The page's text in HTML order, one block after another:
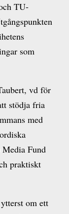
TU-
som
vd för
stödja fria
med
Media Fund
praktiskt
om ett